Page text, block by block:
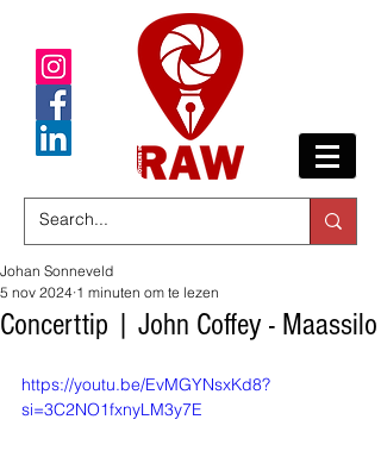
Concerttip | John Coffey - Maassilo
Johan Sonneveld
5 nov 2024 1 minuten om te lezen
https://youtu.be/EvMGYNsxKd8?
si=3C2NO1fxnyLM3y7E